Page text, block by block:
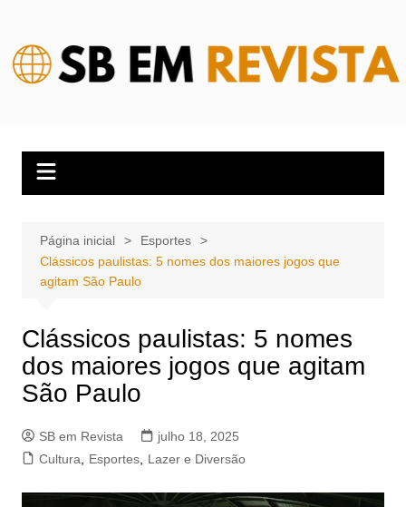
conteúdo
Página inicial
Esportes
Clássicos paulistas: 5 nomes dos maiores jogos que
agitam São Paulo
Clássicos paulistas: 5 nomes
dos maiores jogos que agitam
São Paulo
SB em Revista
julho 18, 2025
Cultura
Esportes, Lazer e Diversão